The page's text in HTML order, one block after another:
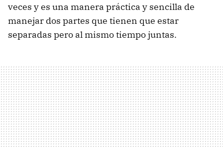
veces y es una manera práctica y sencilla de
manejar dos partes que tienen que estar
separadas pero al mismo tiempo juntas.